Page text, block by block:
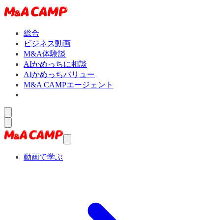
総合
ビジネス動画
M&A体験談
AIかめっちに相談
AIかめっちバリュー
M&A CAMPエージェント
動画で学ぶ